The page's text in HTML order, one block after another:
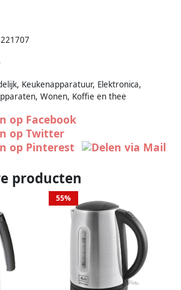
Keukenapparatuur, Elektronica,
Wonen, Koffie en thee
producten
55%